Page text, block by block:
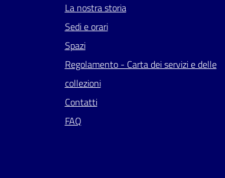
La nostra storia
Sedi e orari
Spazi
Regolamento - Carta dei servizi e delle
collezioni
Contatti
FAQ